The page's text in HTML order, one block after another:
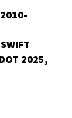
SWIFT
2025,